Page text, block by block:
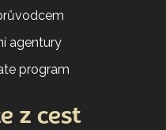
agentury
program
z cest